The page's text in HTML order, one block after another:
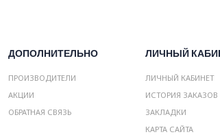
ДОПОЛНИТЕЛЬНО
ПРОИЗВОДИТЕЛИ
АКЦИИ
ОБРАТНАЯ СВЯЗЬ
ЛИЧНЫЙ
ЛИЧНЫЙ КАБИНЕТ
ИСТОРИЯ ЗАКАЗОВ
ЗАКЛАДКИ
КАРТА САЙТА